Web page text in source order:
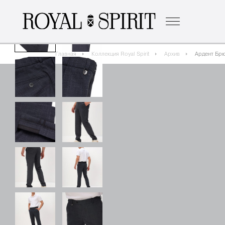
о бренде
Главная Коллекция Royal Spirit Архив Ардент